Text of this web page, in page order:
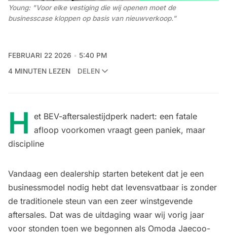
Young: "Voor elke vestiging die wij openen moet de
businesscase kloppen op basis van nieuwverkoop."
FEBRUARI 22 2026
5:40 PM
4 MINUTEN LEZEN
DELEN
H et BEV-aftersales­tijdperk nadert: een fatale
afloop voorkomen vraagt geen paniek, maar
discipline
Vandaag een dealership starten betekent dat je een
businessmodel nodig hebt dat levensvatbaar is zonder
de traditionele steun van een zeer winstgevende
aftersales. Dat was de uitdaging waar wij vorig jaar
voor stonden toen we begonnen als Omoda Jaecoo-